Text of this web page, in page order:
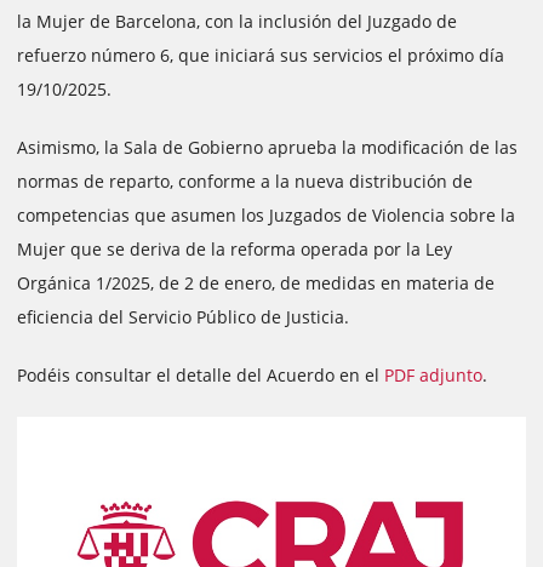
la Mujer de Barcelona, con la inclusión del Juzgado de
refuerzo número 6, que iniciará sus servicios el próximo día
19/10/2025.
Asimismo, la Sala de Gobierno aprueba la modificación de las
normas de reparto, conforme a la nueva distribución de
competencias que asumen los Juzgados de Violencia sobre la
Mujer que se deriva de la reforma operada por la Ley
Orgánica 1/2025, de 2 de enero, de medidas en materia de
eficiencia del Servicio Público de Justicia.
Podéis consultar el detalle del Acuerdo en el PDF adjunto.